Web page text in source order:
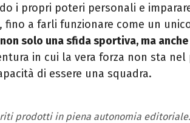
i propri poteri personali e
fino a farli funzionare come un
solo una sfida sportiva, ma
in cui la vera forza non sta nel
di essere una squadra.
prodotti in piena autonomia